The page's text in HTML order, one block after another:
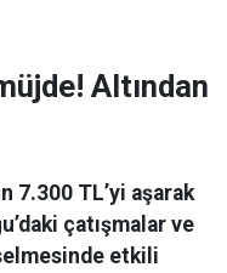
Altından
7.300 TL’yi aşarak
çatışmalar ve
etkili